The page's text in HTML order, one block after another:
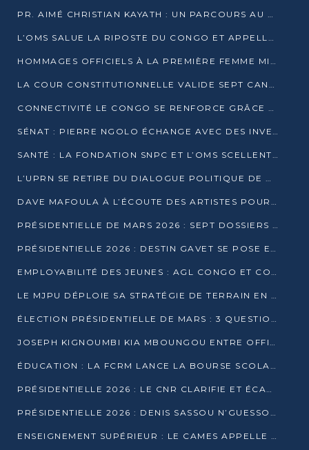
PR. AIMÉ CHRISTIAN KAYATH : UN PARCOURS AU SERVICE DE LA RECHERCHE ET DE L’INNOVATION
L’OMS SALUE LA RIPOSTE DU CONGO ET APPELLE À DES RÉFORMES DURABLES
HOMMAGES OFFICIELS À LA PREMIÈRE FEMME MINISTRE DU CONGO
LA COUR CONSTITUTIONNELLE VALIDE SEPT CANDIDATURES POUR LA PRÉSIDENTIELLE
CONNECTIVITÉ LE CONGO SE RENFORCE GRÂCE AU CÂBLE 2AFRICA
SÉNAT : PIERRE NGOLO ÉCHANGE AVEC DES INVESTISSEURS DU NUMÉRIQUE
SANTÉ : LA FONDATION SNPC ET L’OMS SCELLENT UN PARTENARIAT STRATÉGIQUE DE TROIS ANS
L’UPRN SE RETIRE DU DIALOGUE POLITIQUE DE DJAMBALA : TENSIONS DANS LE PRÉ-ÉLECTORAL CONGOLAIS
DAVE MAFOULA À L’ÉCOUTE DES ARTISTES POUR REDÉFINIR SA POLITIQUE CULTURELLE
PRÉSIDENTIELLE DE MARS 2026 : SEPT DOSSIERS DE CANDIDATURE ENREGISTRÉS À LA CLÔTURE DES DÉPÔTS
PRÉSIDENTIELLE 2026 : DESTIN GAVET SE POSE EN CANDIDAT DU « RAS-LE-BOL »
EMPLOYABILITÉ DES JEUNES : AGL CONGO ET CONGO TERMINAL S’ALLIENT À UCAC-ICAM
LE MJPU DÉPLOIE SA STRATÉGIE DE TERRAIN EN FAVEUR DE DSN
ÉLECTION PRÉSIDENTIELLE DE MARS : 3 QUESTIONS À UN EXPERT CONGOLAIS DE LA CYBERSÉCURITÉ
JOSEPH KIGNOUMBI KIA MBOUNGOU ENTRE OFFICIELLEMENT EN COURSE POUR LA PRÉSIDENTIELLE
ÉDUCATION : LA FCRM LANCE LA BOURSE SCOLAIRE FRANCINE-NTOUMI POUR PROMOUVOIR LES FILIÈRES SCIENTIFIQUES
PRÉSIDENTIELLE 2026 : LE CNR CLARIFIE ET ÉCARTE LA CANDIDATURE DU PASTEUR NTUMI
PRÉSIDENTIELLE 2026 : DENIS SASSOU N’GUESSO ANNONCE OFFICIELLEMENT SA CANDIDATURE
ENSEIGNEMENT SUPÉRIEUR : LE CAMES APPELLE À UNE UNIVERSITÉ AFRICAINE AXÉE SUR L’EMPLOYABILITÉ